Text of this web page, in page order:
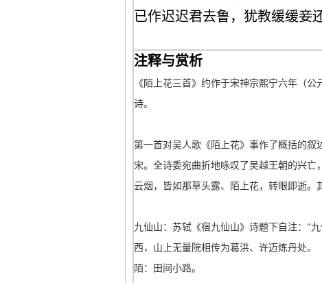
已作迟迟君去鲁，犹教缓缓妾
注释与赏析
《陌上花三首》约作于宋神宗熙宁六年（
诗。
第一首对吴人歌《陌上花》事作了概括的
宋。全诗委宛曲折地咏叹了吴越王朝的兴
云烟，皆如那草头露、陌上花，转眼即逝。
九仙山：苏轼《宿九仙山》诗题下自注：“
西，山上无量院相传为葛洪、许迈炼丹处。
陌：田间小路。